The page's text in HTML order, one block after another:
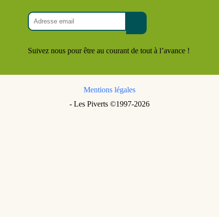
Suivez nous pour être au courant de tout à l’avance !
Mentions légales
- Les Piverts ©1997-2026